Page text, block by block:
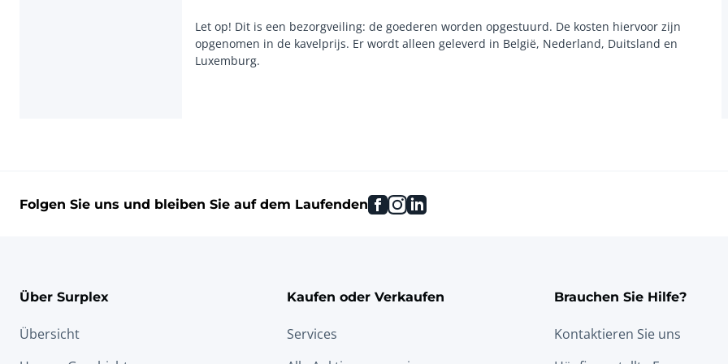
Let op! Dit is een bezorgveiling: de goederen worden opgestuurd. De kosten hiervoor zijn
opgenomen in de kavelprijs. Er wordt alleen geleverd in België, Nederland, Duitsland en
Luxemburg.
Folgen Sie uns und bleiben Sie auf dem Laufenden facebook
instagram
linkedin
Über Surplex
Übersicht
Kaufen oder Verkaufen
Services
Brauchen Sie Hilfe?
Kontaktieren Sie uns